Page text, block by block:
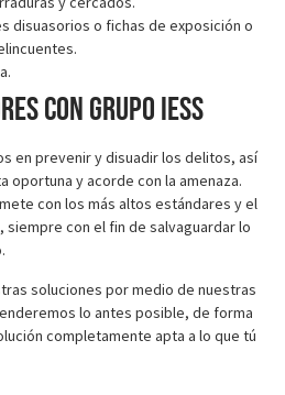
disuasorios o fichas de exposición o
con Grupo IESS
en prevenir y disuadir los delitos, así
oportuna y acorde con la amenaza.
con los más altos estándares y el
siempre con el fin de salvaguardar lo
soluciones por medio de nuestras
lo antes posible, de forma
completamente apta a lo que tú